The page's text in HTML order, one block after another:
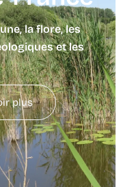
la flore, les
et les
plus